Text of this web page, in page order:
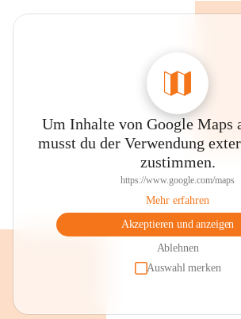
Um Inhalte von Google Maps
musst du der Verwendung
zustimmen.
https://www.google.com/maps
Mehr erfahren
Akzeptieren und anzeigen
Ablehnen
Auswahl merken